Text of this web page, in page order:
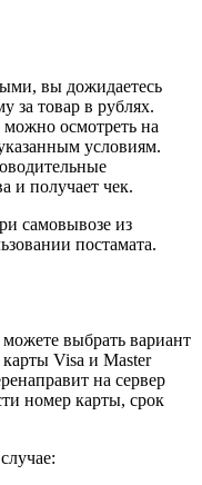
вы дожидаетесь
за товар в рублях.
можно осмотреть на
условиям.
и получает чек.
самовывозе из
постамата.
выбрать вариант
Visa и Master
на сервер
номер карты, срок